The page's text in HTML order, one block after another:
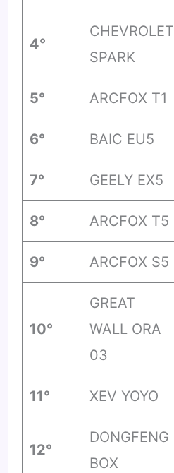
4°
CHEVROLET
SPARK
5° ARCFOX T1
6° BAIC EU5
7° GEELY EX5
8° ARCFOX T5
9° ARCFOX S5
10°
GREAT
WALL ORA
03
11° XEV YOYO
12°
DONGFENG
BOX